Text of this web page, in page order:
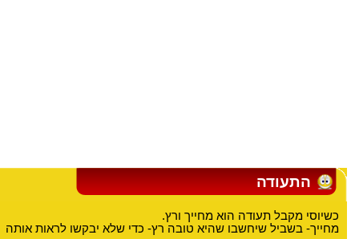
התעודה
כשיוסי מקבל תעודה הוא מחייך ורץ.
מחייך- בשביל שיחשבו שהיא טובה רץ- כדי שלא יבקשו לראות אותה